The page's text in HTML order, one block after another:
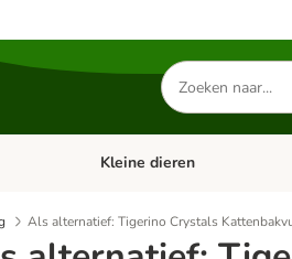
Zoeken
naar
producten
menu: Kat Open categorie menu:
Kleine dieren
Als alternatief: Tigerino Crystals